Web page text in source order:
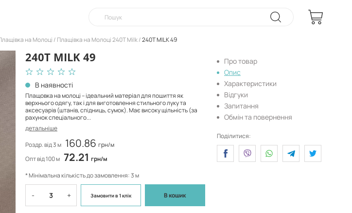
на Молоці Плащівка на Молоці 240Т Milk 240T MILK 49
240T MILK 49
В наявності
Плащовка на молоці – ідеальний матеріал для пошиття як
верхнього одягу, так і для виготовлення стильного луку та
аксесуарів (штанів, спідниць, сумок). Має високу щільність (за
рахунок спеціального...
детальніше
Роздр. від 3 м 160.86 грн/м
Опт від 100 м 72.21 грн/м
* Мінімальна кількість до замовлення: 3 м
- + Замовитив 1 клік В кошик
Про товар
Опис
Характеристики
Відгуки
Запитання
Обмін та повернення
Поділитися: